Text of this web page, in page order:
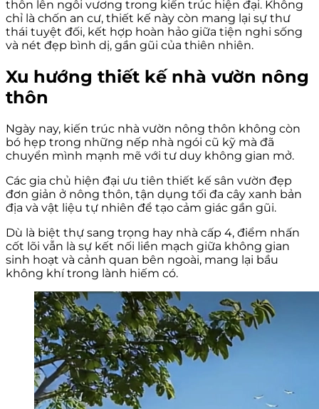
thôn lên ngôi vương trong kiến trúc hiện đại. Không
chỉ là chốn an cư, thiết kế này còn mang lại sự thư
thái tuyệt đối, kết hợp hoàn hảo giữa tiện nghi sống
và nét đẹp bình dị, gần gũi của thiên nhiên.
Xu hướng thiết kế nhà vườn nông
thôn
Ngày nay, kiến trúc nhà vườn nông thôn không còn
bó hẹp trong những nếp nhà ngói cũ kỹ mà đã
chuyển mình mạnh mẽ với tư duy không gian mở.
Các gia chủ hiện đại ưu tiên thiết kế sân vườn đẹp
đơn giản ở nông thôn, tận dụng tối đa cây xanh bản
địa và vật liệu tự nhiên để tạo cảm giác gần gũi.
Dù là biệt thự sang trọng hay nhà cấp 4, điểm nhấn
cốt lõi vẫn là sự kết nối liền mạch giữa không gian
sinh hoạt và cảnh quan bên ngoài, mang lại bầu
không khí trong lành hiếm có.